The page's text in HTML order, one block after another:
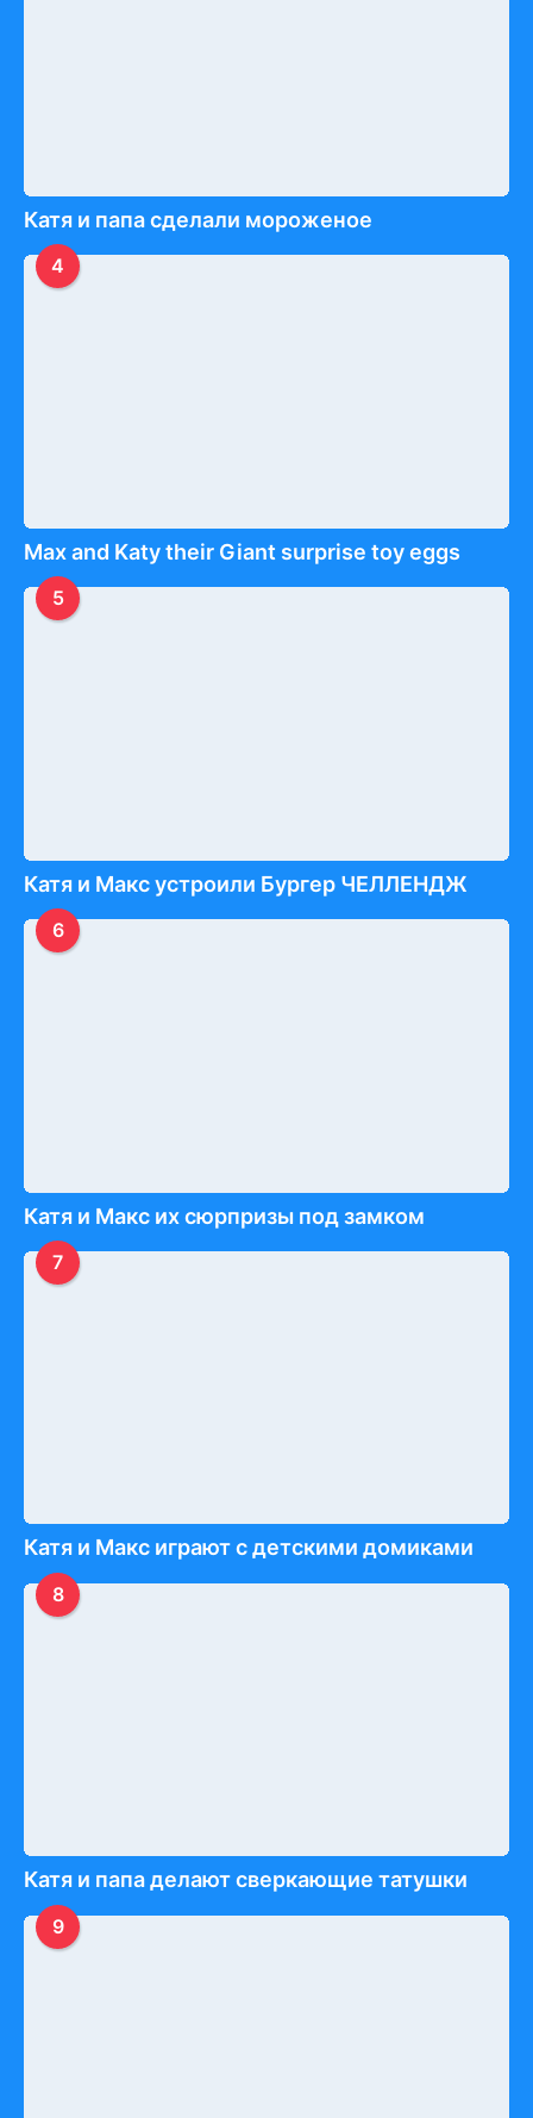
Катя и папа сделали мороженое
4
Max and Katy their Giant surprise toy eggs
5
Катя и Макс устроили Бургер ЧЕЛЛЕНДЖ
6
Катя и Макс их сюрпризы под замком
7
Катя и Макс играют с детскими домиками
8
Катя и папа делают сверкающие татушки
9